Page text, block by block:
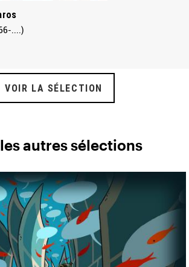
....)
VOIR LA SÉLECTION
autres sélections